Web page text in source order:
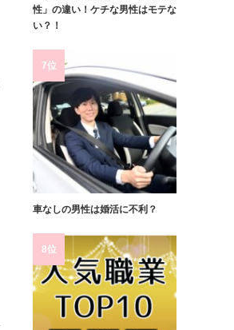
性」の違い！ケチな男性はモテな
い？！
7位
車なしの男性は婚活に不利？
8位